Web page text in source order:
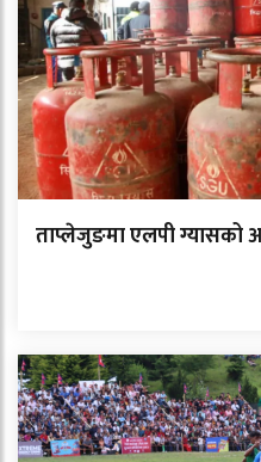
ताप्लेजुङमा एलपी ग्यासको